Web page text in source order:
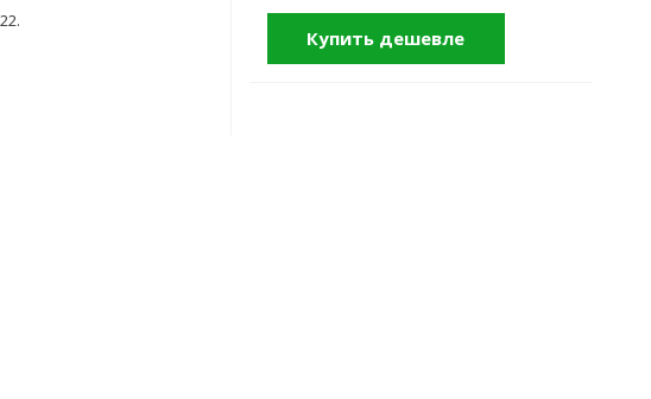
Купить дешевле